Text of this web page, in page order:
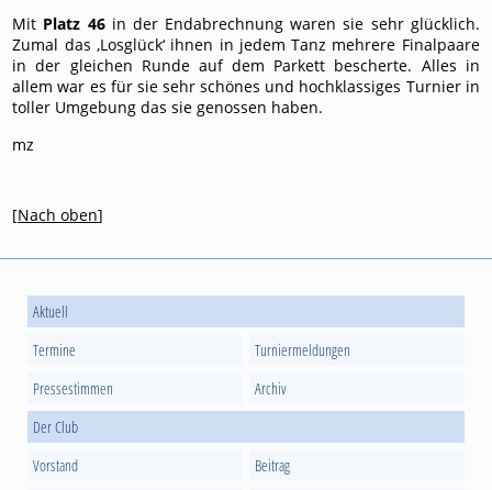
Mit Platz 46in der Endabrechnung waren sie sehr glücklich.
Zumal das ‚Losglück‘ ihnen in jedem Tanz mehrere Finalpaare
in der gleichen Runde auf dem Parkett bescherte. Alles in
allem war es für sie sehr schönes und hochklassiges Turnier in
toller Umgebung das sie genossen haben.
mz
[Nach oben]
Aktuell
Termine
Turniermeldungen
Pressestimmen
Archiv
Der Club
Vorstand
Beitrag